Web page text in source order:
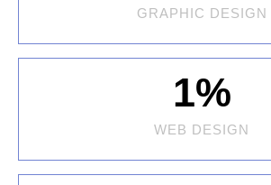
GRAPHIC DESIGN
WEB DESIGN
1%